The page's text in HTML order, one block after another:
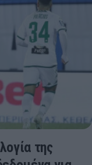
της